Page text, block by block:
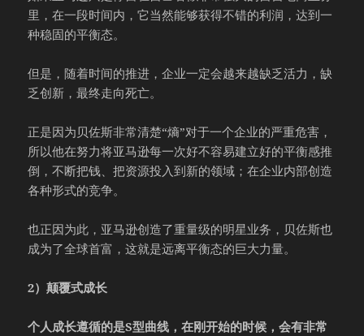
里，在一段时间内，它当然能够获得不错的利润，达到一
种稳固的平衡态。
但是，随着时间的推进，企业一定会越来越缺乏活力，缺
乏创新，最终走向死亡。
正是因为贝佐斯非常清楚“熵”对于一个企业的严重危害，
所以他在努力将亚马逊每一次好不容易建立好的平衡感推
倒，不断把钱、把资源投入到新的领域；在企业内部创造
各种形式的竞争。
也正因为此，亚马逊创造了重量级的明星业务，贝佐斯也
成为了全球首富，这就是远离平衡态的巨大力量。
2）颠覆式成长
个人成长遵循的是S型曲线，在刚开始的时候，会有非常